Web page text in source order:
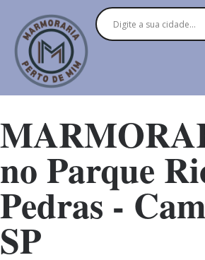
no Parque
Pedras -
SP